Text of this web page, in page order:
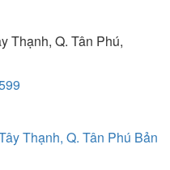
Thạnh, Q. Tân Phú,
Thạnh, Q. Tân Phú Bản